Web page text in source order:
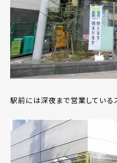
駅前には深夜まで営業している